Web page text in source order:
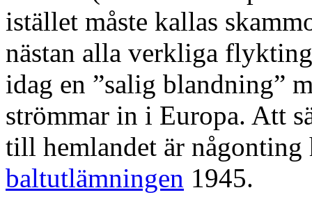
istället måste kallas
nästan alla verkliga
idag en ”salig blandning”
strömmar in i Europa. Att
till hemlandet är någonting
baltutlämningen 1945.